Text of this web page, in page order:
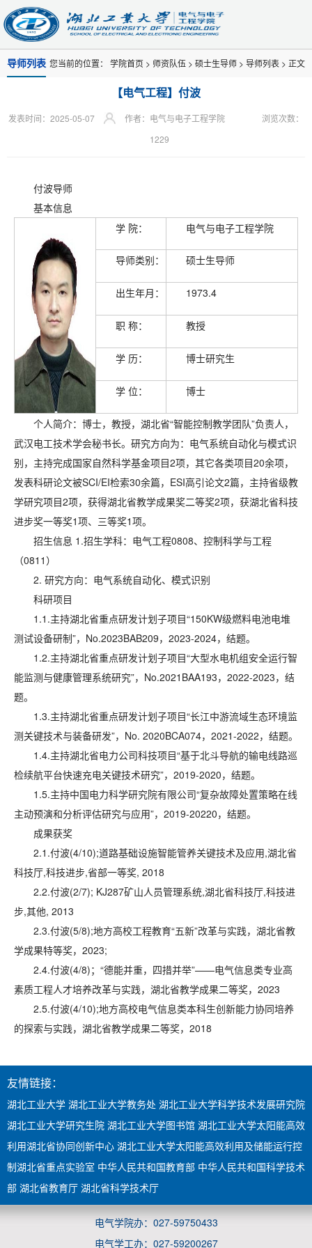
导师列表 您当前的位置： 学院首页 > 师资队伍 > 硕士生导师 > 导师列表 > 正文
【电气工程】付波
发表时间：2025-05-07 作者：电气与电子工程学院
浏览次数：
1229
付波导师
基本信息
学 院：
电气与电子工程学院
导师类别： 硕士生导师
出生年月： 1973.4
职 称： 教授
学 历： 博士研究生
学 位： 博士
个人简介：博士，教授，湖北省“智能控制教学团队”负责人，
武汉电工技术学会秘书长。研究方向为：电气系统自动化与模式识
别，主持完成国家自然科学基金项目2项，其它各类项目20余项，
发表科研论文被SCI/EI检索30余篇，ESI高引论文2篇，主持省级教
学研究项目2项，获得湖北省教学成果奖二等奖2项，获湖北省科技
进步奖一等奖1项、三等奖1项。
招生信息 1.招生学科：电气工程0808、控制科学与工程
（0811）
2. 研究方向： 电气系统自动化、模式识别
科研项目
1.1.主持湖北省重点研发计划子项目“150KW级燃料电池电堆
测试设备研制”，No.2023BAB209，2023-2024，结题。
1.2.主持湖北省重点研发计划子项目“大型水电机组安全运行智
能监测与健康管理系统研究”，No.2021BAA193，2022-2023，结
题。
1.3.主持湖北省重点研发计划子项目“长江中游流域生态环境监
测关键技术与装备研发”，No. 2020BCA074，2021-2022，结题。
1.4.主持湖北省电力公司科技项目“基于北斗导航的输电线路巡
检续航平台快速充电关键技术研究”，2019-2020，结题。
1.5.主持中国电力科学研究院有限公司“复杂故障处置策略在线
主动预演和分析评估研究与应用”，2019-20220，结题。
成果获奖
2.1.付波(4/10);道路基础设施智能管养关键技术及应用,湖北省
科技厅,科技进步,省部一等奖, 2018
2.2.付波(2/7); KJ287矿山人员管理系统,湖北省科技厅,科技进
步,其他, 2013
2.3.付波(5/8);地方高校工程教育“五新”改革与实践，湖北省教
学成果特等奖，2023;
2.4.付波(4/8)；“德能并重，四措并举”——电气信息类专业高
素质工程人才培养改革与实践，湖北省教学成果二等奖，2023
2.5.付波(4/10);地方高校电气信息类本科生创新能力协同培养
的探索与实践，湖北省教学成果二等奖，2018
友情链接：
湖北工业大学 湖北工业大学教务处 湖北工业大学科学技术发展研究院
湖北工业大学研究生院 湖北工业大学图书馆 湖北工业大学太阳能高效
利用湖北省协同创新中心 湖北工业大学太阳能高效利用及储能运行控
制湖北省重点实验室 中华人民共和国教育部 中华人民共和国科学技术
部 湖北省教育厅 湖北省科学技术厅
电气学院办：027-59750433
电气学工办：027-59200267